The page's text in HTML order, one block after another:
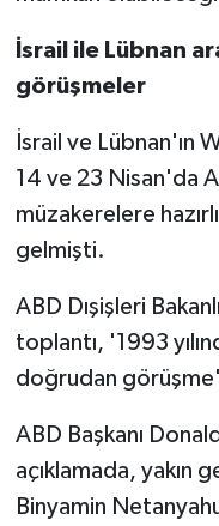
İsrail ile Lübnan
görüşmeler
İsrail ve Lübnan'ın
14 ve 23 Nisan'da
müzakerelere
gelmişti.
ABD Dışişleri
toplantı, '1993
doğrudan
ABD Başkanı
açıklamada, yakın
Binyamin